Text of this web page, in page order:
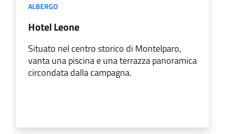
ALBERGO
Hotel Leone
Situato nel centro storico di Montelparo,
vanta una piscina e una terrazza panoramica
circondata dalla campagna.